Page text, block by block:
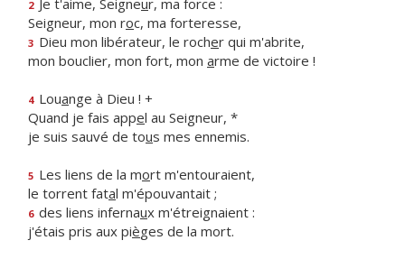
2 Je t'aime, Seigneur, ma force :
Seigneur, mon roc, ma forteresse,
3 Dieu mon libérateur, le rocher qui m'abrite,
mon bouclier, mon fort, mon arme de victoire !
4 Louange à Dieu ! +
Quand je fais appel au Seigneur, *
je suis sauvé de tous mes ennemis.
5 Les liens de la mort m'entouraient,
le torrent fatal m'épouvantait ;
6 des liens infernaux m'étreignaient :
j'étais pris aux pièges de la mort.